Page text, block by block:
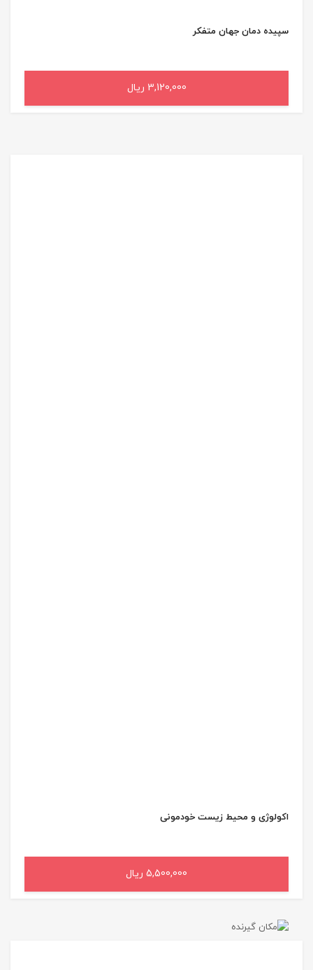
سپیده دمان جهان متفکر
3,120,000 ریال
افزودن به سبد خرید
اکولوژی و محیط زیست خودمونی
5,500,000 ریال
افزودن به سبد خرید